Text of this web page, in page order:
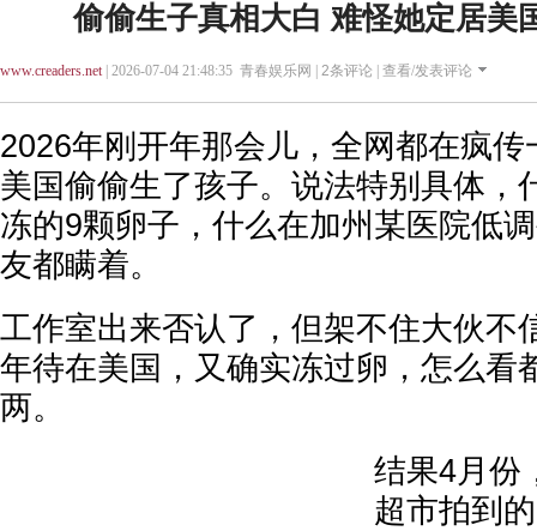
偷偷生子真相大白 难怪她定居美
www.creaders.net| 2026-07-04 21:48:35 青春娱乐网 | 2条评论 | 查看/发表评论
2026年刚开年那会儿，全网都在疯
美国偷偷生了孩子。说法特别具体，
冻的9颗卵子，什么在加州某医院低
友都瞒着。
工作室出来否认了，但架不住大伙不
年待在美国，又确实冻过卵，怎么看
两。
结果4月份
超市拍到